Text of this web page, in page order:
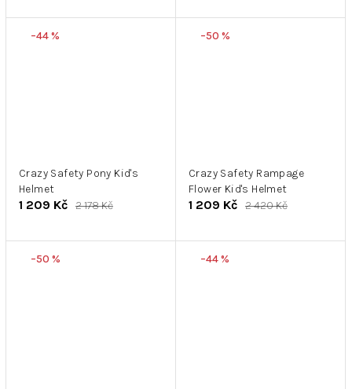
–44 %
Crazy Safety Pony Kid's
Helmet
1 209 Kč 2 178 Kč
–50 %
Crazy Safety Rampage
Flower Kid's Helmet
1 209 Kč 2 420 Kč
–50 % –44 %